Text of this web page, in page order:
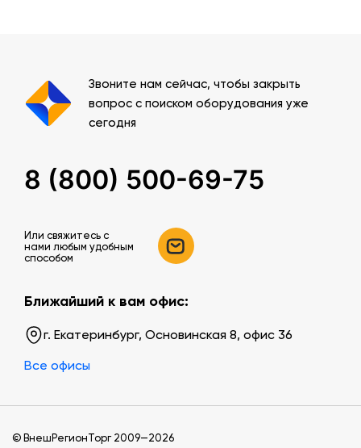
Звоните нам сейчас, чтобы закрыть
вопрос с поиском оборудования уже
сегодня
8 (800) 500-69-75
Или свяжитесь c
нами любым удобным
способом
Ближайший к вам офис:
г. Екатеринбург, Основинская 8, офис 36
Все офисы
© ВнешРегионТорг 2009—2026